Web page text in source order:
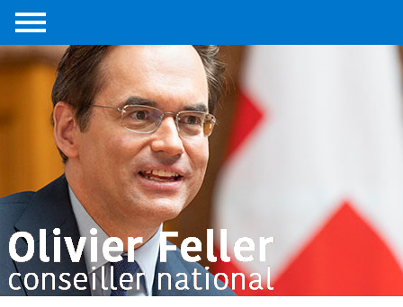
Accueil
Portrait
Interventions
parlementaires
Médias
Livre
Liens
externes